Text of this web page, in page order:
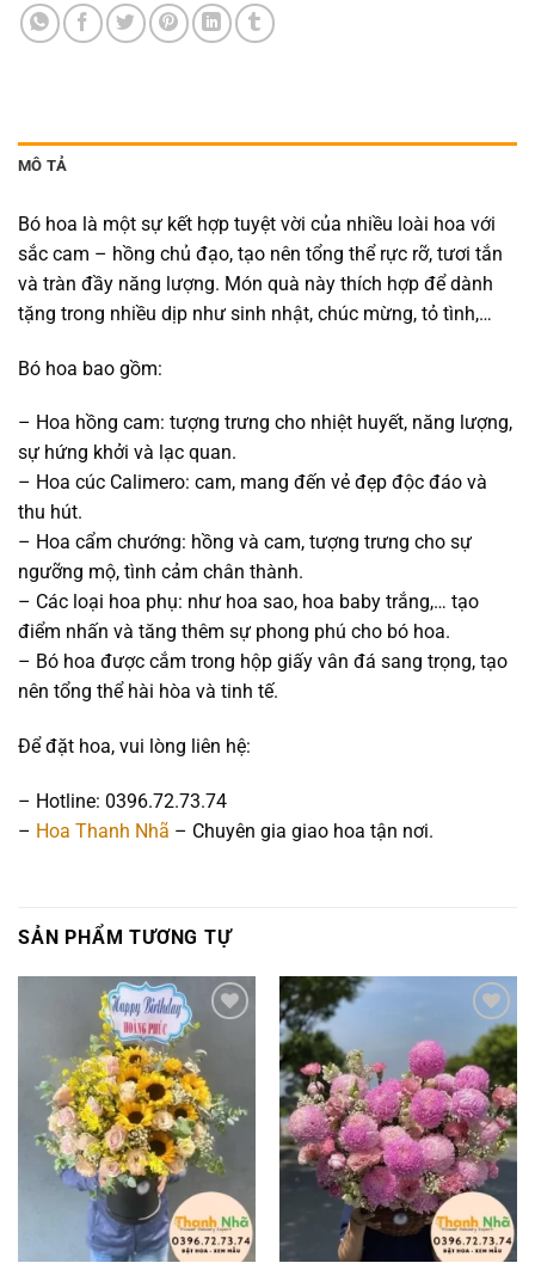
MÔ TẢ
Bó hoa là một sự kết hợp tuyệt vời của nhiều loài hoa với
sắc cam – hồng chủ đạo, tạo nên tổng thể rực rỡ, tươi tắn
và tràn đầy năng lượng. Món quà này thích hợp để dành
tặng trong nhiều dịp như sinh nhật, chúc mừng, tỏ tình,…
Bó hoa bao gồm:
– Hoa hồng cam: tượng trưng cho nhiệt huyết, năng lượng,
sự hứng khởi và lạc quan.
– Hoa cúc Calimero: cam, mang đến vẻ đẹp độc đáo và
thu hút.
– Hoa cẩm chướng: hồng và cam, tượng trưng cho sự
ngưỡng mộ, tình cảm chân thành.
– Các loại hoa phụ: như hoa sao, hoa baby trắng,… tạo
điểm nhấn và tăng thêm sự phong phú cho bó hoa.
– Bó hoa được cắm trong hộp giấy vân đá sang trọng, tạo
nên tổng thể hài hòa và tinh tế.
Để đặt hoa, vui lòng liên hệ:
– Hotline: 0396.72.73.74
– Hoa Thanh Nhã – Chuyên gia giao hoa tận nơi.
SẢN PHẨM TƯƠNG TỰ
wishlist
Add to
wishlist